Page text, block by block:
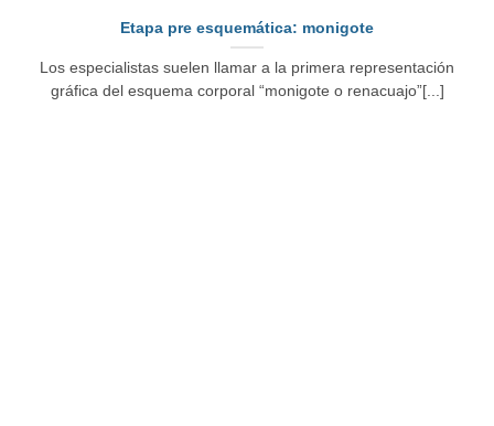
Etapa pre esquemática: monigote
Los especialistas suelen llamar a la primera representación
gráfica del esquema corporal “monigote o renacuajo”[...]